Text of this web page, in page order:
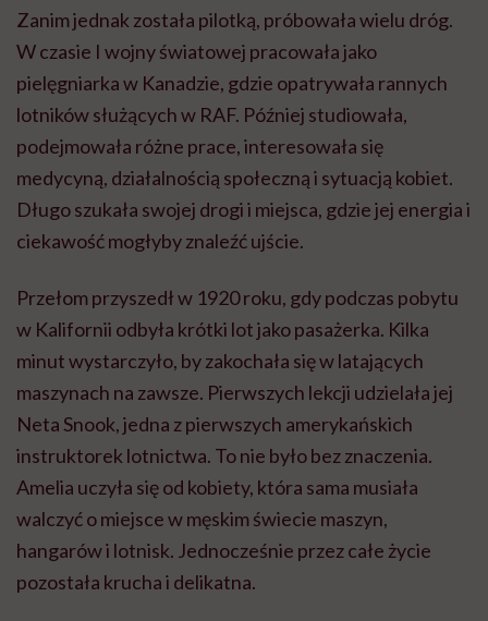
Zanim jednak została pilotką, próbowała wielu dróg.
W czasie I wojny światowej pracowała jako
pielęgniarka w Kanadzie, gdzie opatrywała rannych
lotników służących w RAF. Później studiowała,
podejmowała różne prace, interesowała się
medycyną, działalnością społeczną i sytuacją kobiet.
Długo szukała swojej drogi i miejsca, gdzie jej energia i
ciekawość mogłyby znaleźć ujście.
Przełom przyszedł w 1920 roku, gdy podczas pobytu
w Kalifornii odbyła krótki lot jako pasażerka. Kilka
minut wystarczyło, by zakochała się w latających
maszynach na zawsze. Pierwszych lekcji udzielała jej
Neta Snook, jedna z pierwszych amerykańskich
instruktorek lotnictwa. To nie było bez znaczenia.
Amelia uczyła się od kobiety, która sama musiała
walczyć o miejsce w męskim świecie maszyn,
hangarów i lotnisk. Jednocześnie przez całe życie
pozostała krucha i delikatna.